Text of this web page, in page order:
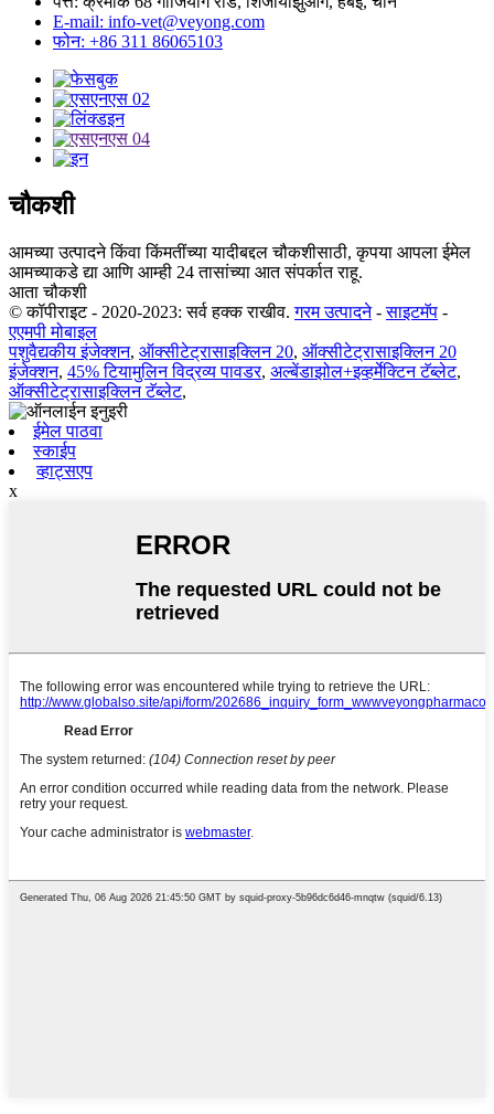
E-mail: info-vet@veyong.com
फोन: +86 311 86065103
चौकशी
आमच्या उत्पादने किंवा किंमतींच्या यादीबद्दल चौकशीसाठी, कृपया आपला ईमेल
आमच्याकडे द्या आणि आम्ही 24 तासांच्या आत संपर्कात राहू.
आता चौकशी
© कॉपीराइट - 2020-2023: सर्व हक्क राखीव. गरम उत्पादने-साइटमॅप -
एएमपी मोबाइल
पशुवैद्यकीय इंजेक्शन, ऑक्सीटेट्रासाइक्लिन 20, ऑक्सीटेट्रासाइक्लिन 20
इंजेक्शन, 45% टियामुलिन विद्रव्य पावडर, अल्बेंडाझोल+इव्हर्मेक्टिन टॅब्लेट,
ऑक्सीटेट्रासाइक्लिन टॅब्लेट,
ईमेल पाठवा
स्काईप
व्हाट्सएप
x